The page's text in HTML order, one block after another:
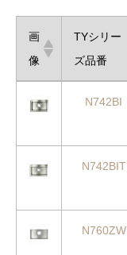
画
像
TYシリー
ズ品番
N742BI
N742BIT
N760ZW